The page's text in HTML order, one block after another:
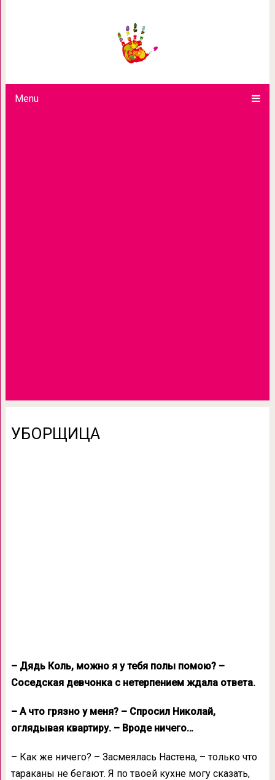
Menu
УБОРЩИЦА
– Дядь Коль, можно я у тебя полы помою? –
Соседская девчонка с нетерпением ждала ответа.
– А что грязно у меня? – Спросил Николай,
оглядывая квартиру. – Вроде ничего…
– Как же ничего? – Засмеялась Настена, – только что
тараканы не бегают. Я по твоей кухне могу сказать,